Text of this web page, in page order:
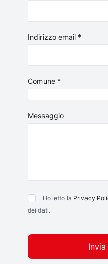
Indirizzo email *
Comune *
Messaggio
Ho letto la Privacy
dei dati.